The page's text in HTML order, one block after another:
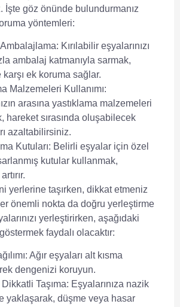
İşte göz önünde bulundurmanız
yöntemleri:
Ambalajlama: Kırılabilir eşyalarınızı
ambalaj katmanıyla sarmak,
ek koruma sağlar.
Malzemeleri Kullanımı:
arasına yastıklama malzemeleri
hareket sırasında oluşabilecek
azaltabilirsiniz.
Kutuları: Belirli eşyalar için özel
kutular kullanmak,
yerlerine taşırken, dikkat etmeniz
önemli nokta da doğru yerleştirme
yerleştirirken, aşağıdaki
faydalı olacaktır:
Ağır eşyaları alt kısma
dengenizi koruyun.
Taşıma: Eşyalarınıza nazik
yaklaşarak, düşme veya hasar